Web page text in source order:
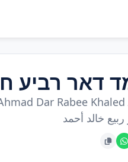
דאר רביע
Dar Rabee
خالد أحمد